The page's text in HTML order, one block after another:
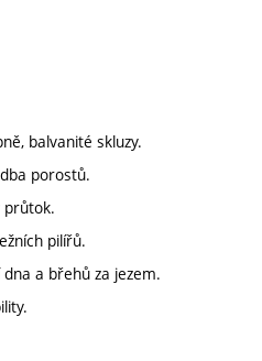
balvanité skluzy.
porostů.
průtok.
pilířů.
a břehů za jezem.